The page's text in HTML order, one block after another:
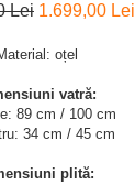
Lei 1.699,00 Lei
oțel
vatră:
89 cm / 100 cm
34 cm / 45 cm
plită: